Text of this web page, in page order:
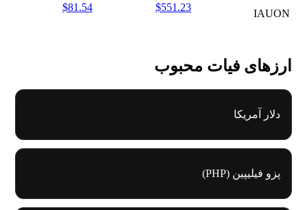
IAUON
$551.23
$81.54
ارزهای فیات محبوب
دلار آمریکا
پزو فیلیپین (PHP)